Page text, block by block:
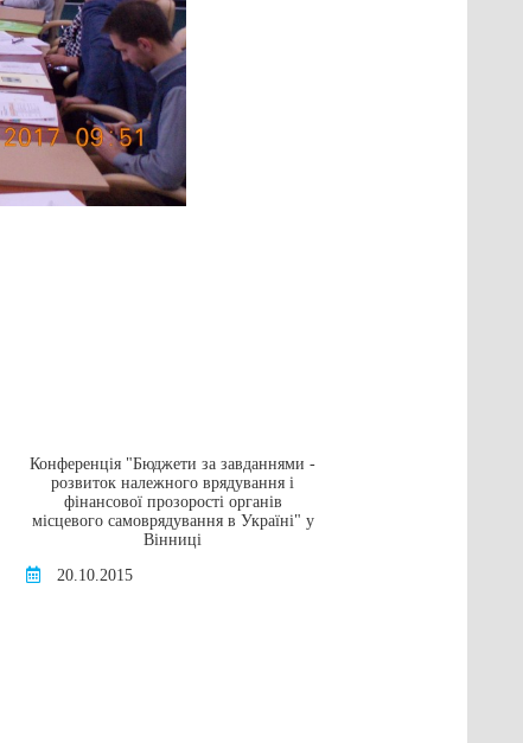
Конференція "Бюджети за завданнями -
розвиток належного врядування і
фінансової прозорості органів
місцевого самоврядування в Україні" у
Вінниці
20.10.2015